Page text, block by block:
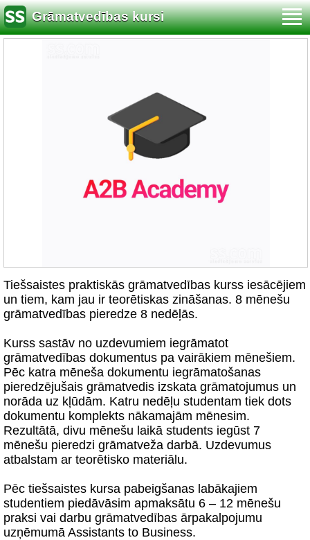
Grāmatvedības kursi
Tiešsaistes praktiskās grāmatvedības kurss iesācējiem
un tiem, kam jau ir teorētiskas zināšanas. 8 mēnešu
grāmatvedības pieredze 8 nedēļās.
Kurss sastāv no uzdevumiem iegrāmatot
grāmatvedības dokumentus pa vairākiem mēnešiem.
Pēc katra mēneša dokumentu iegrāmatošanas
pieredzējušais grāmatvedis izskata grāmatojumus un
norāda uz kļūdām. Katru nedēļu studentam tiek dots
dokumentu komplekts nākamajām mēnesim.
Rezultātā, divu mēnešu laikā students iegūst 7
mēnešu pieredzi grāmatveža darbā. Uzdevumus
atbalstam ar teorētisko materiālu.
Pēc tiešsaistes kursa pabeigšanas labākajiem
studentiem piedāvāsim apmaksātu 6 – 12 mēnešu
praksi vai darbu grāmatvedības ārpakalpojumu
uzņēmumā Assistants to Business.